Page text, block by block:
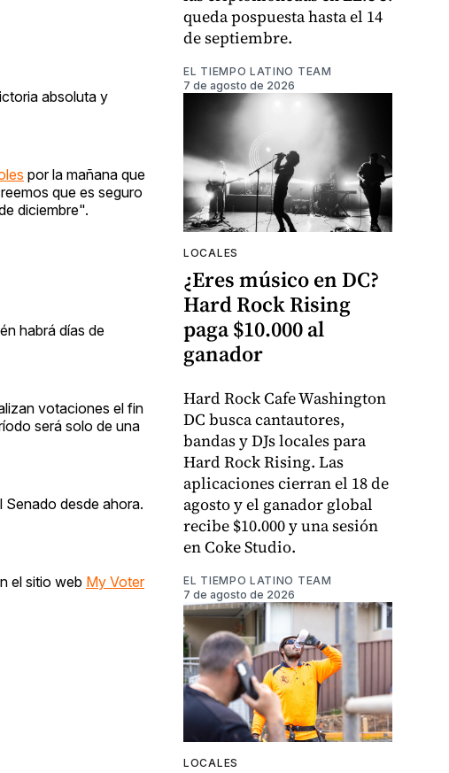
absoluta y
por la mañana que
que es seguro
diciembre".
habrá días de
votaciones el fin
será solo de una
desde ahora.
el sitio web My Voter
queda pospuesta hasta el 14
de septiembre.
EL TIEMPO LATINO TEAM
7 de agosto de 2026
LOCALES
¿Eres músico en DC?
Hard Rock Rising
paga $10.000 al
ganador
Hard Rock Cafe Washington
DC busca cantautores,
bandas y DJs locales para
Hard Rock Rising. Las
aplicaciones cierran el 18 de
agosto y el ganador global
recibe $10.000 y una sesión
en Coke Studio.
EL TIEMPO LATINO TEAM
7 de agosto de 2026
LOCALES